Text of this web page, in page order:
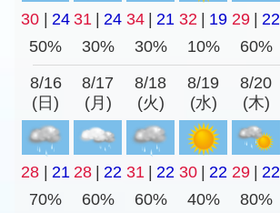
30 24 31 24 34 21 32 19 29 22
50%
30% 30% 10% 60%
8/16
(日)
8/17
(月)
8/18
(火)
8/19
(水)
8/20
(木)
28 21 28 22 31 22 30 22 29 22
70%
60% 60% 40% 80%